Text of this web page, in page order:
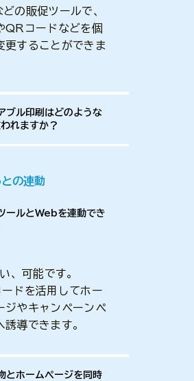
の販促ツールで、
QRコードなどを個
更することができま
ブル印刷はどのような
れますか？
の連動
ールとWebを連動でき
、可能です。
ドを活用してホー
ジやキャンペーンペ
誘導できます。
とホームページを同時